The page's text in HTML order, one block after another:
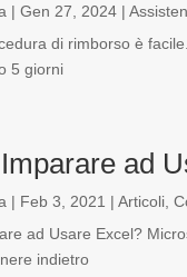
| Gen 27, 2024|
di rimborso è
5 giorni
ad
| Feb 3, 2021 | Articoli,
ad Usare Excel?
indietro